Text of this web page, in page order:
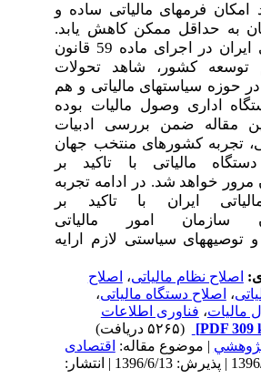
فرم­های مالیاتی ساده و
به حداقل ممکن کاهش یابد.
نظام مالیاتی ایران در اجرای ماده 59 قانون
توسعه کشور، شاهد تحولات
حوزه سیاستهای مالیاتی و هم
اداری وصول مالیات بوده
مقاله ضمن بررسی ادبیات
تجربه کشورهای منتخب جهان
مالیاتی با تاکید بر
خواهد شد. در ادامه تجربه
ایران با تاکید بر
سازمان امور مالیاتی
توصیه­های سیاستی لازم ارایه
اصلاح نظام مالیاتی،اصلاح
،اصلاح دستگاه مالیاتی،
،فناوری اطلاعات
| موضوع مقاله:اقتصادی
دریافت: 1396/6/13 | پذیرش: 1396/6/13 | انتشار: